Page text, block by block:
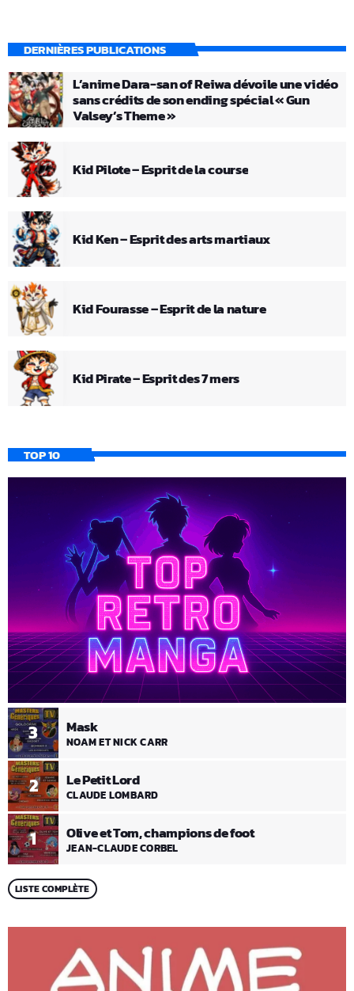
DERNIÈRES PUBLICATIONS
L’anime Dara-san of Reiwa dévoile une vidéo
sans crédits de son ending spécial « Gun
Valsey’s Theme »
Kid Pilote – Esprit de la course
Kid Ken – Esprit des arts martiaux
Kid Fourasse – Esprit de la nature
Kid Pirate – Esprit des 7 mers
TOP 10
1 Olive et Tom, champions de foot
JEAN-CLAUDE CORBEL
2 Le Petit Lord
CLAUDE LOMBARD
3 Mask
NOAM ET NICK CARR
LISTE COMPLÈTE